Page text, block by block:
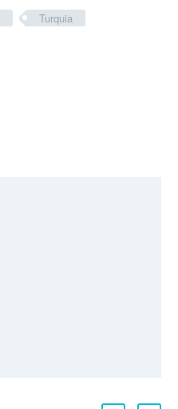
Turquia